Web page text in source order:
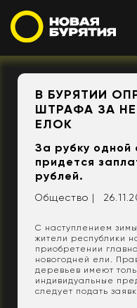
В БУРЯТИИ
ШТРАФА ЗА
ЕЛОК
За рубку
придется
рублей.
Общество |
С наступлением
жители республики
приобретении
новогодней ели.
деревьев имеют
индивидуальные
следует подать